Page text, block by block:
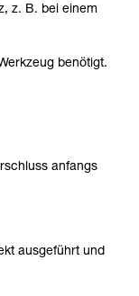
z. B. bei einem
benötigt.
anfangs
ausgeführt und